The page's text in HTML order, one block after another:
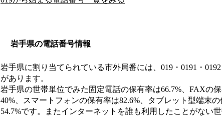
岩手県の電話番号情報
岩手県に割り当てられている市外局番には、019・0191・0192
があります。
岩手県の世帯単位でみた固定電話の保有率は66.7%、FAXの
40%、スマートフォンの保有率は82.6%、タブレット型端末
54.7%です。またインターネットを誰も利用したことがない